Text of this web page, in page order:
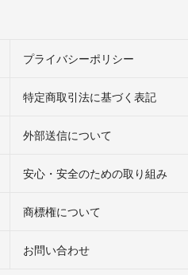
プライバシーポリシー
特定商取引法に基づく表記
外部送信について
安心・安全のための取り組み
商標権について
お問い合わせ